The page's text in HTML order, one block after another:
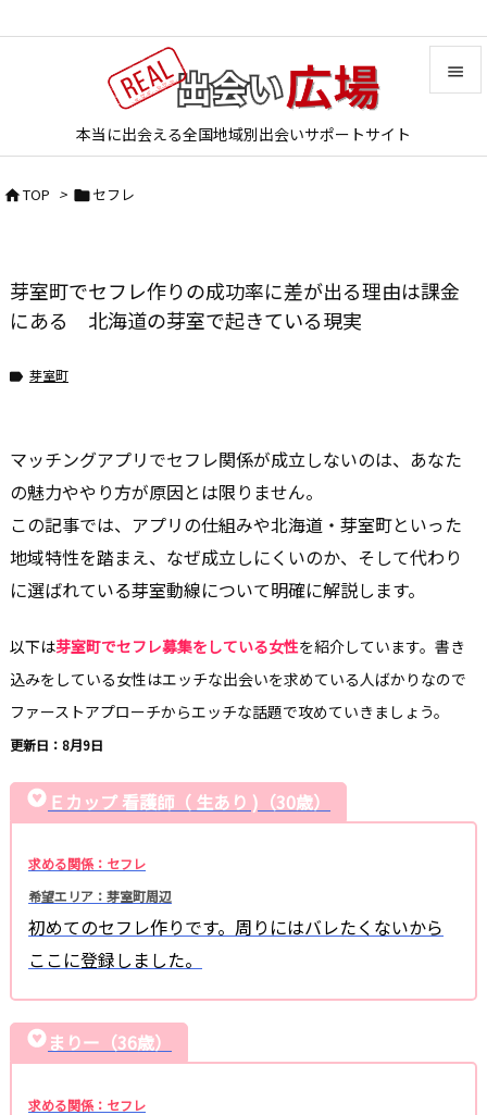
本当に出会える全国地域別出会いサポートサイト


TOP > セフレ
芽室町でセフレ作りの成功率に差が出る理由は課金
にある 北海道の芽室で起きている現実
 芽室町
マッチングアプリでセフレ関係が成立しないのは、あなた
の魅力ややり方が原因とは限りません。
この記事では、アプリの仕組みや北海道・芽室町といった
地域特性を踏まえ、なぜ成立しにくいのか、そして代わり
に選ばれている芽室動線について明確に解説します。
以下は芽室町でセフレ募集をしている女性を紹介しています。書き
込みをしている女性はエッチな出会いを求めている人ばかりなので
ファーストアプローチからエッチな話題で攻めていきましょう。
更新日：8月9日
Ｅカップ 看護師（ 生あり )（30歳）
求める関係：セフレ
希望エリア：芽室町周辺
初めてのセフレ作りです。周りにはバレたくないから
ここに登録しました。
まりー（36歳）
求める関係：セフレ